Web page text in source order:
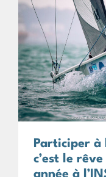
Participer à
c’est le
année à